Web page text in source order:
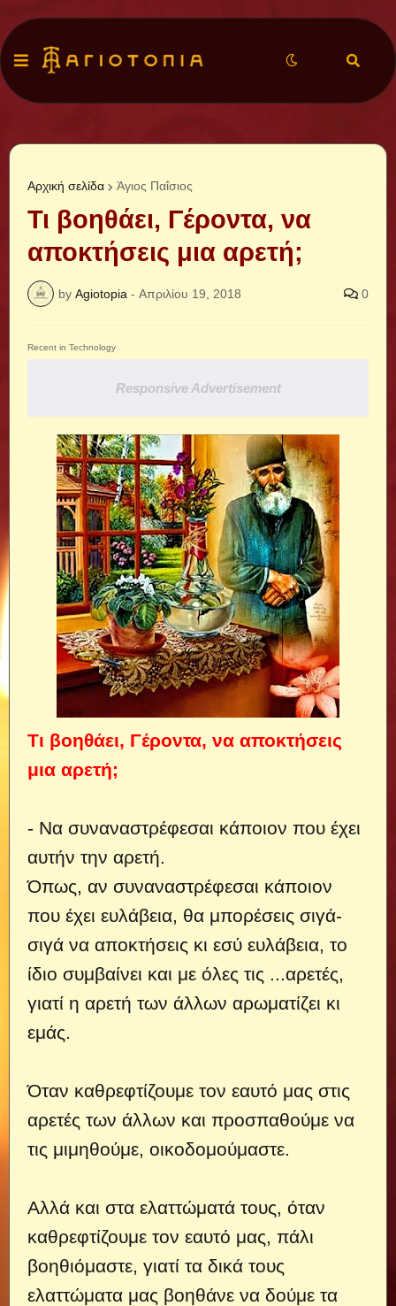
Αρχική σελίδα Άγιος Παΐσιος
Τι βοηθάει, Γέροντα, να
αποκτήσεις μια αρετή;
by Agiotopia - Απριλίου 19, 2018 0
Recent in Technology
Responsive Advertisement
Τι βοηθάει, Γέροντα, να αποκτήσεις
μια αρετή;
- Να συναναστρέφεσαι κάποιον που έχει
αυτήν την αρετή.
Όπως, αν συναναστρέφεσαι κάποιον
που έχει ευλάβεια, θα μπορέσεις σιγά-
σιγά να αποκτήσεις κι εσύ ευλάβεια, το
ίδιο συμβαίνει και με όλες τις ...αρετές,
γιατί η αρετή των άλλων αρωματίζει κι
εμάς.
Όταν καθρεφτίζουμε τον εαυτό μας στις
αρετές των άλλων και προσπαθούμε να
τις μιμηθούμε, οικοδομούμαστε.
Αλλά και στα ελαττώματά τους, όταν
καθρεφτίζουμε τον εαυτό μας, πάλι
βοηθιόμαστε, γιατί τα δικά τους
ελαττώματα μας βοηθάνε να δούμε τα